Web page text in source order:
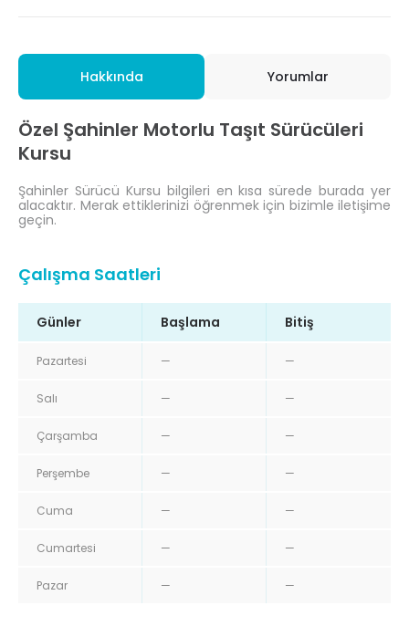
Hakkında Yorumlar
Özel Şahinler Motorlu Taşıt Sürücüleri
Kursu
Şahinler Sürücü Kursu bilgileri en kısa sürede burada yer
alacaktır. Merak ettiklerinizi öğrenmek için bizimle iletişime
geçin.
Çalışma Saatleri
Günler Başlama Bitiş
Pazartesi — —
Salı — —
Çarşamba — —
Perşembe — —
Cuma — —
Cumartesi — —
Pazar — —